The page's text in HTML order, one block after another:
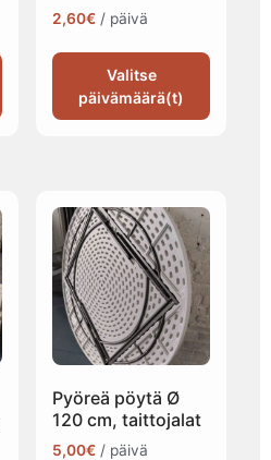
2,60€ / päivä
Valitse
päivämäärä(t)
Pyöreä pöytä Ø
120 cm, taittojalat
5,00€ / päivä